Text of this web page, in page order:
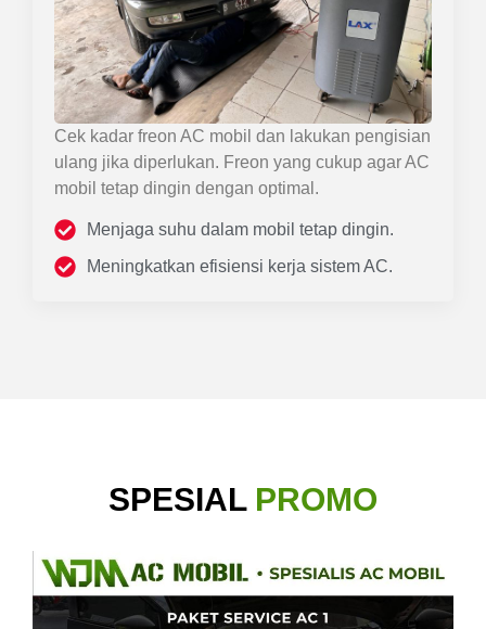
Cek kadar freon AC mobil dan lakukan pengisian
ulang jika diperlukan. Freon yang cukup agar AC
mobil tetap dingin dengan optimal.
Menjaga suhu dalam mobil tetap dingin.
Meningkatkan efisiensi kerja sistem AC.
SPESIAL PROMO